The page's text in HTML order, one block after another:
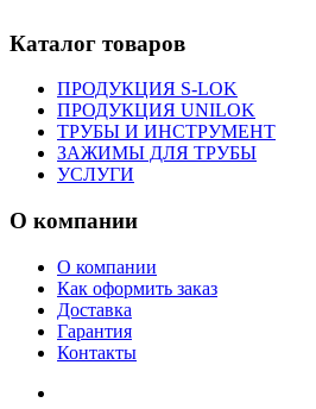
Каталог товаров
ПРОДУКЦИЯ S-LOK
ПРОДУКЦИЯ UNILOK
ТРУБЫ И ИНСТРУМЕНТ
ЗАЖИМЫ ДЛЯ ТРУБЫ
УСЛУГИ
О компании
О компании
Как оформить заказ
Доставка
Гарантия
Контакты